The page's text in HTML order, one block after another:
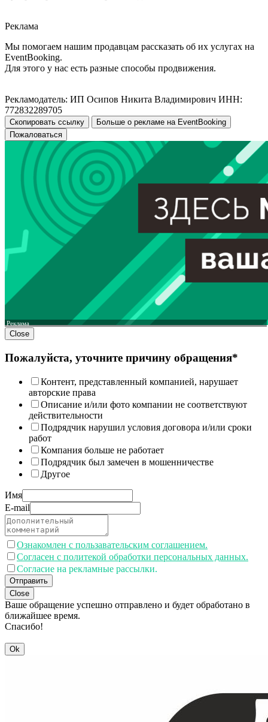
Реклама
Мы помогаем нашим продавцам рассказать об их услугах на
EventBooking.
Для этого у нас есть разные способы продвижения.
Рекламодатель: ИП Осипов Никита Владимирович ИНН:
772832289705
Скопировать ссылку
Больше о рекламе на EventBooking
Пожаловаться
Реклама
Close
Пожалуйста, уточните причину обращения*
Контент, представленный компанией, нарушает
авторские права
Описание и/или фото компании не соответствуют
действительности
Подрядчик нарушил условия договора и/или сроки
работ
Компания больше не работает
Подрядчик был замечен в мошенничестве
Другое
Имя
E-mail
Ознакомлен с пользавательским соглашением.
Согласен с политекой обработки персональных данных.
Согласие на рекламные рассылки.
Отправить
Close
Ваше обращение успешно отправлено и будет обработано в
ближайшее время.
Спасибо!
Ok